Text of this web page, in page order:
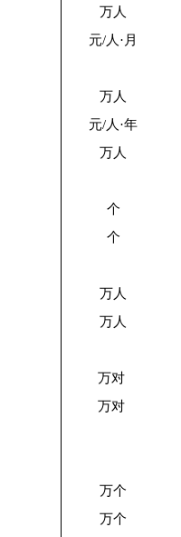
万人
元/人·月
万人
元/人·年
万人
个
个
万人
万人
万对
万对
万个
万个